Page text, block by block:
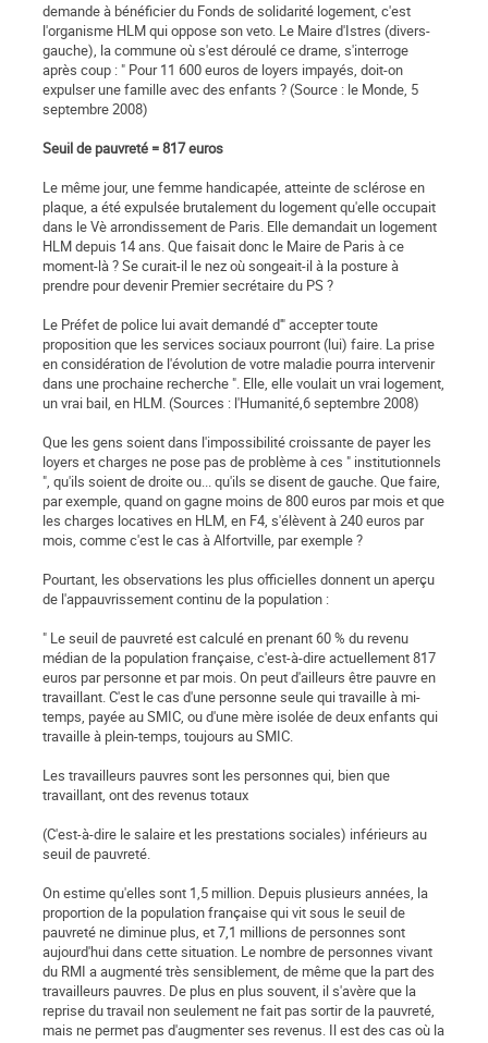
demande à bénéficier du Fonds de solidarité logement, c'est
l'organisme HLM qui oppose son veto. Le Maire d'Istres (divers-
gauche), la commune où s'est déroulé ce drame, s'interroge
après coup : " Pour 11 600 euros de loyers impayés, doit-on
expulser une famille avec des enfants ? (Source : le Monde, 5
septembre 2008)
Seuil de pauvreté = 817 euros
Le même jour, une femme handicapée, atteinte de sclérose en
plaque, a été expulsée brutalement du logement qu'elle occupait
dans le Vè arrondissement de Paris. Elle demandait un logement
HLM depuis 14 ans. Que faisait donc le Maire de Paris à ce
moment-là ? Se curait-il le nez où songeait-il à la posture à
prendre pour devenir Premier secrétaire du PS ?
Le Préfet de police lui avait demandé d'" accepter toute
proposition que les services sociaux pourront (lui) faire. La prise
en considération de l'évolution de votre maladie pourra intervenir
dans une prochaine recherche ". Elle, elle voulait un vrai logement,
un vrai bail, en HLM. (Sources : l'Humanité,6 septembre 2008)
Que les gens soient dans l'impossibilité croissante de payer les
loyers et charges ne pose pas de problème à ces " institutionnels
", qu'ils soient de droite ou... qu'ils se disent de gauche. Que faire,
par exemple, quand on gagne moins de 800 euros par mois et que
les charges locatives en HLM, en F4, s'élèvent à 240 euros par
mois, comme c'est le cas à Alfortville, par exemple ?
Pourtant, les observations les plus officielles donnent un aperçu
de l'appauvrissement continu de la population :
" Le seuil de pauvreté est calculé en prenant 60 % du revenu
médian de la population française, c'est-à-dire actuellement 817
euros par personne et par mois. On peut d'ailleurs être pauvre en
travaillant. C'est le cas d'une personne seule qui travaille à mi-
temps, payée au SMIC, ou d'une mère isolée de deux enfants qui
travaille à plein-temps, toujours au SMIC.
Les travailleurs pauvres sont les personnes qui, bien que
travaillant, ont des revenus totaux
(C'est-à-dire le salaire et les prestations sociales) inférieurs au
seuil de pauvreté.
On estime qu'elles sont 1,5 million. Depuis plusieurs années, la
proportion de la population française qui vit sous le seuil de
pauvreté ne diminue plus, et 7,1 millions de personnes sont
aujourd'hui dans cette situation. Le nombre de personnes vivant
du RMI a augmenté très sensiblement, de même que la part des
travailleurs pauvres. De plus en plus souvent, il s'avère que la
reprise du travail non seulement ne fait pas sortir de la pauvreté,
mais ne permet pas d'augmenter ses revenus. Il est des cas où la